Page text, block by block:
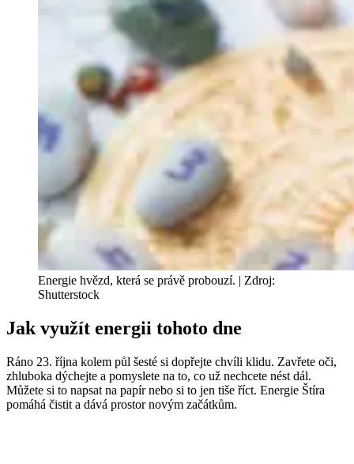
Energie hvězd, která se právě probouzí. | Zdroj:
Shutterstock
Jak využít energii tohoto dne
Ráno 23. října kolem půl šesté si dopřejte chvíli klidu. Zavřete oči,
zhluboka dýchejte a pomyslete na to, co už nechcete nést dál.
Můžete si to napsat na papír nebo si to jen tiše říct. Energie Štíra
pomáhá čistit a dává prostor novým začátkům.